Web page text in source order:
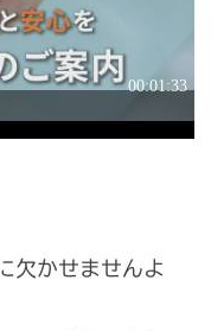
欠かせませんよ